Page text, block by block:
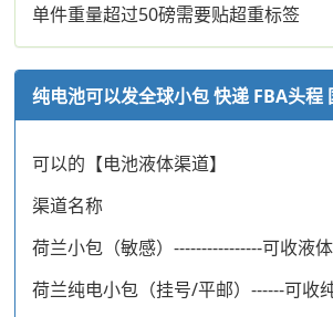
单件重量超过50磅需要贴超重标签
纯电池可以发全球小包 快递 FBA头程
可以的【电池液体渠道】
渠道名称
荷兰小包（敏感）----------------可收液
荷兰纯电小包（挂号/平邮）------可收